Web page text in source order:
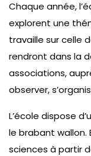
Chaque année,
explorent une
travaille sur celle
rendront dans la
associations,
observer,
L’école dispose
le brabant wallon.
sciences à partir